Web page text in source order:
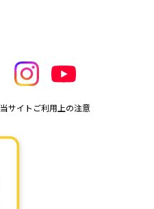
当サイトご利用上の注意